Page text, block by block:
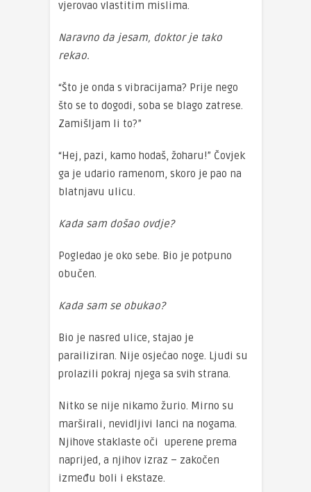
vjerovao vlastitim mislima.
Naravno da jesam, doktor je tako
rekao.
“Što je onda s vibracijama? Prije nego
što se to dogodi, soba se blago zatrese.
Zamišljam li to?”
“Hej, pazi, kamo hodaš, žoharu!” Čovjek
ga je udario ramenom, skoro je pao na
blatnjavu ulicu.
Kada sam došao ovdje?
Pogledao je oko sebe. Bio je potpuno
obučen.
Kada sam se obukao?
Bio je nasred ulice, stajao je
parailiziran. Nije osjećao noge. Ljudi su
prolazili pokraj njega sa svih strana.
Nitko se nije nikamo žurio. Mirno su
marširali, nevidljivi lanci na nogama.
Njihove staklaste oči uperene prema
naprijed, a njihov izraz – zakočen
između boli i ekstaze.